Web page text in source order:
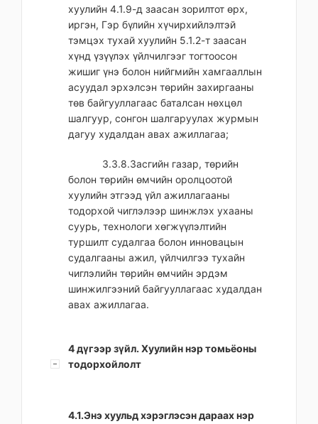
хуулийн 4.1.9-д заасан зорилтот өрх,
иргэн, Гэр бүлийн хүчирхийлэлтэй
тэмцэх тухай хуулийн 5.1.2-т заасан
хүнд үзүүлэх үйлчилгээг тогтоосон
жишиг үнэ болон нийгмийн хамгааллын
асуудал эрхэлсэн төрийн захиргааны
төв байгууллагаас баталсан нөхцөл
шалгуур, сонгон шалгаруулах журмын
дагуу худалдан авах ажиллагаа;
3.3.8.Засгийн газар, төрийн
болон төрийн өмчийн оролцоотой
хуулийн этгээд үйл ажиллагааны
тодорхой чиглэлээр шинжлэх ухааны
суурь, технологи хөгжүүлэлтийн
туршилт судалгаа болон инновацын
судалгааны ажил, үйлчилгээ тухайн
чиглэлийн төрийн өмчийн эрдэм
шинжилгээний байгууллагаас худалдан
авах ажиллагаа.
4 дүгээр зүйл. Хуулийн нэр томьёоны
тодорхойлолт
4.1.Энэ хуульд хэрэглэсэн дараах нэр